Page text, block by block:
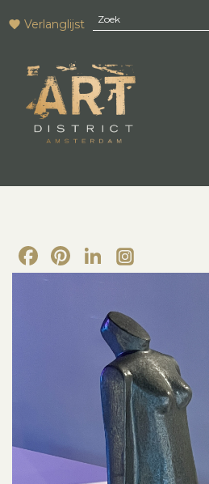
Verlanglijst
Facebook
Pinterest
LinkedIn